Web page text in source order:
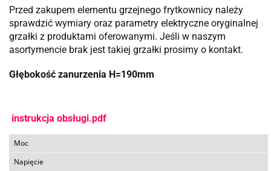
Przed zakupem elementu grzejnego frytkownicy należy
sprawdzić wymiary oraz parametry elektryczne oryginalnej
grzałki z produktami oferowanymi. Jeśli w naszym
asortymencie brak jest takiej grzałki prosimy o kontakt.
Głębokość zanurzenia H=190mm
instrukcja obsługi.pdf
Moc
Napięcie